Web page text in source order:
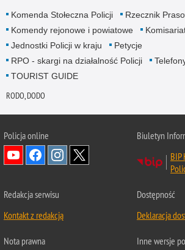
Komenda Stołeczna Policji
Rzecznik
Komendy rejonowe i powiatowe
Jednostki Policji w kraju
Petycje
RPO - skargi na działalność Policji
TOURIST GUIDE
RODO, DODO
Policja online
Biuletyn
BIP
Redakcja serwisu
Kontakt z redakcją
Dostępność
Deklaracja
Nota prawna Inne wersje